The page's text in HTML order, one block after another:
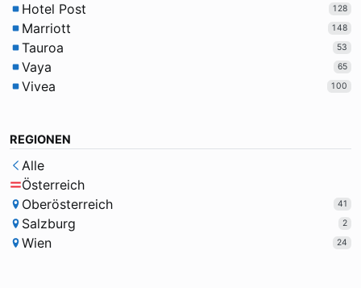
Hotel Post 128
Marriott 148
Tauroa 53
Vaya 65
Vivea 100
REGIONEN
Alle
Österreich
Oberösterreich
41
Salzburg 2
Wien 24